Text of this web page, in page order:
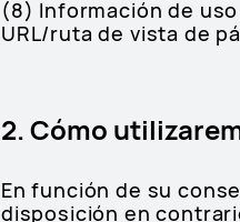
(8) Información de
URL/ruta de vista de
2. Cómo
En función de su
disposición en